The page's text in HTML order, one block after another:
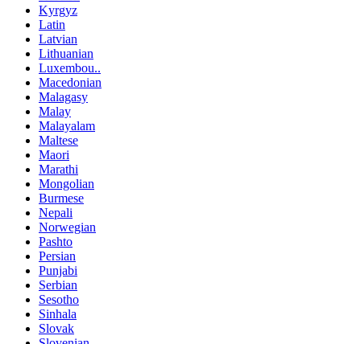
Kyrgyz
Latin
Latvian
Lithuanian
Luxembou..
Macedonian
Malagasy
Malay
Malayalam
Maltese
Maori
Marathi
Mongolian
Burmese
Nepali
Norwegian
Pashto
Persian
Punjabi
Serbian
Sesotho
Sinhala
Slovak